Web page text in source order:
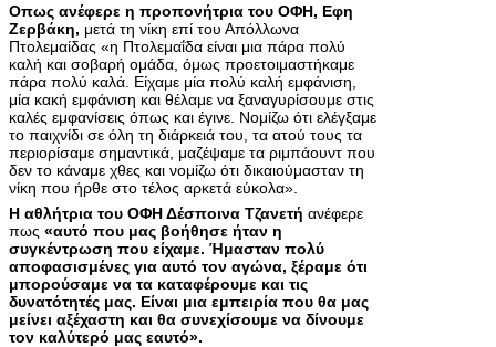
Οπως ανέφερε η προπονήτρια του ΟΦΗ, Εφη
Ζερβάκη, μετά τη νίκη επί του Απόλλωνα
Πτολεμαίδας «η Πτολεμαΐδα είναι μια πάρα πολύ
καλή και σοβαρή ομάδα, όμως προετοιμαστήκαμε
πάρα πολύ καλά. Είχαμε μία πολύ καλή εμφάνιση,
μία κακή εμφάνιση και θέλαμε να ξαναγυρίσουμε στις
καλές εμφανίσεις όπως και έγινε. Νομίζω ότι ελέγξαμε
το παιχνίδι σε όλη τη διάρκειά του, τα ατού τους τα
περιορίσαμε σημαντικά, μαζέψαμε τα ριμπάουντ που
δεν το κάναμε χθες και νομίζω ότι δικαιούμασταν τη
νίκη που ήρθε στο τέλος αρκετά εύκολα».
Η αθλήτρια του ΟΦΗ Δέσποινα Τζανετή ανέφερε
πως «αυτό που μας βοήθησε ήταν η
συγκέντρωση που είχαμε. Ήμασταν πολύ
αποφασισμένες για αυτό τον αγώνα, ξέραμε ότι
μπορούσαμε να τα καταφέρουμε και τις
δυνατότητές μας. Είναι μια εμπειρία που θα μας
μείνει αξέχαστη και θα συνεχίσουμε να δίνουμε
τον καλύτερό μας εαυτό».